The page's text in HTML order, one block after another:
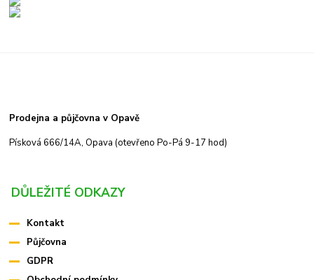
Prodejna a půjčovna v Opavě
Písková 666/14A, Opava (otevřeno Po-Pá 9-17 hod)
DŮLEŽITÉ ODKAZY
Kontakt
Půjčovna
GDPR